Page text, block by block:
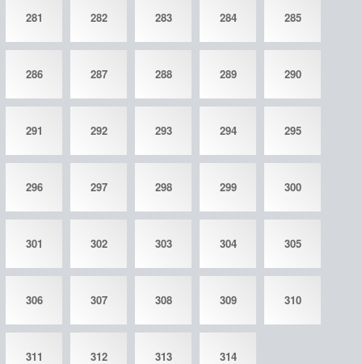
281 282 283 284 285
286 287 288 289 290
291 292 293 294 295
296 297 298 299 300
301 302 303 304 305
306 307 308 309 310
311 312 313 314